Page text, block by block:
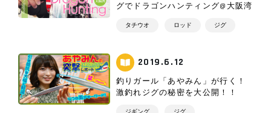
グでドラゴンハンティング@大阪湾
タチウオ ロッド ジグ
2019.6.12
釣りガール「あやみん」が行く！
激釣れジグの秘密を大公開！！